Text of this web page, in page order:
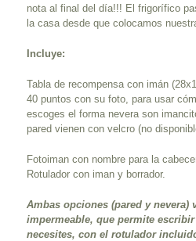
nota al final del día!!! El frigorífico
la casa desde que colocamos
Incluye:
Tabla de recompensa con imán
40 puntos con su foto, para usar
escoges el forma nevera son
pared vienen con velcro (no
Fotoiman con nombre para la
Rotulador con iman y borrador.
Ambas opciones (pared y nevera)
impermeable, que permite
necesites, con el rotulador